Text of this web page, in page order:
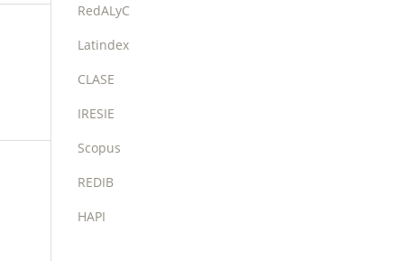
RedALyC
Latindex
CLASE
IRESIE
Scopus
REDIB
HAPI